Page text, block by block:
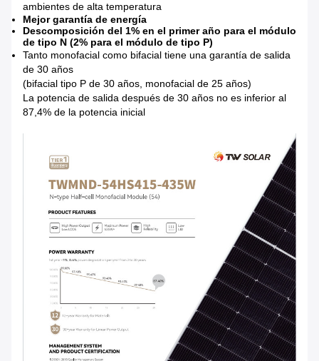
ambientes de alta temperatura
Mejor garantía de energía
Descomposición del 1% en el primer año para el módulo
de tipo N (2% para el módulo de tipo P)
Tanto monofacial como bifacial tiene una garantía de salida
de 30 años
(bifacial tipo P de 30 años, monofacial de 25 años)
La potencia de salida después de 30 años no es inferior al
87,4% de la potencia inicial